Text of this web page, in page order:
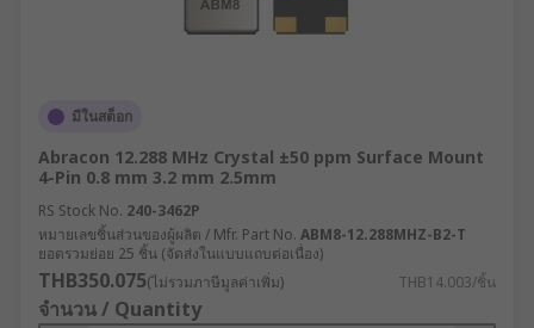
มีในสต็อก
Abracon 12.288 MHz Crystal ±50 ppm Surface Mount
4-Pin 0.8 mm 3.2 mm 2.5mm
RS Stock No. 240-3462P
หมายเลขชิ้นส่วนของผู้ผลิต / Mfr. Part No. ABM8-12.288MHZ-B2-T
ยอดรวมย่อย 25 ชิ้น (จัดส่งในแบบแถบต่อเนื่อง)
THB350.075(ไม่รวมภาษีมูลค่าเพิ่ม) THB14.003/ชิ้น
จำนวน / Quantity